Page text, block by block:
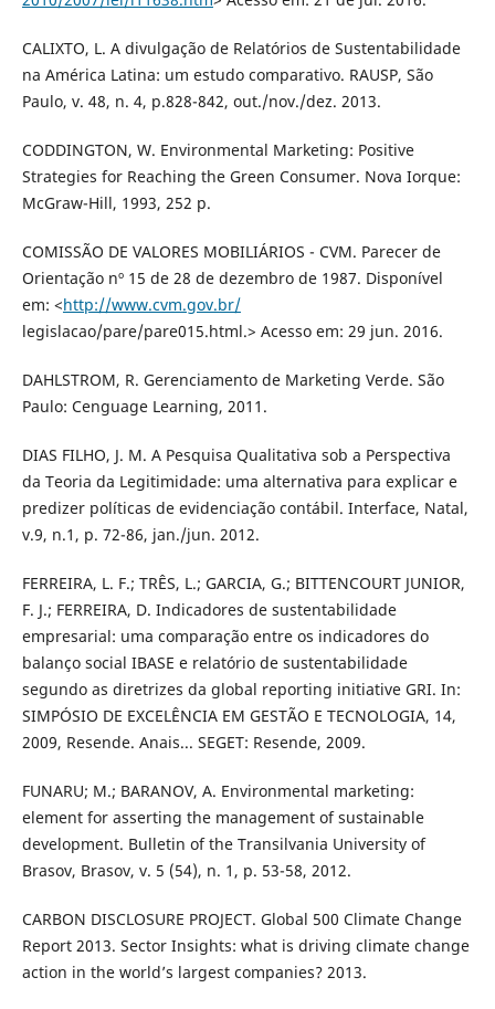
CALIXTO, L. A divulgação de Relatórios de Sustentabilidade
na América Latina: um estudo comparativo. RAUSP, São
Paulo, v. 48, n. 4, p.828-842, out./nov./dez. 2013.
CODDINGTON, W. Environmental Marketing: Positive
Strategies for Reaching the Green Consumer. Nova Iorque:
McGraw-Hill, 1993, 252 p.
COMISSÃO DE VALORES MOBILIÁRIOS - CVM. Parecer de
Orientação nº 15 de 28 de dezembro de 1987. Disponível
em: <http://www.cvm.gov.br/
legislacao/pare/pare015.html.> Acesso em: 29 jun. 2016.
DAHLSTROM, R. Gerenciamento de Marketing Verde. São
Paulo: Cenguage Learning, 2011.
DIAS FILHO, J. M. A Pesquisa Qualitativa sob a Perspectiva
da Teoria da Legitimidade: uma alternativa para explicar e
predizer políticas de evidenciação contábil. Interface, Natal,
v.9, n.1, p. 72-86, jan./jun. 2012.
FERREIRA, L. F.; TRÊS, L.; GARCIA, G.; BITTENCOURT JUNIOR,
F. J.; FERREIRA, D. Indicadores de sustentabilidade
empresarial: uma comparação entre os indicadores do
balanço social IBASE e relatório de sustentabilidade
segundo as diretrizes da global reporting initiative GRI. In:
SIMPÓSIO DE EXCELÊNCIA EM GESTÃO E TECNOLOGIA, 14,
2009, Resende. Anais... SEGET: Resende, 2009.
FUNARU; M.; BARANOV, A. Environmental marketing:
element for asserting the management of sustainable
development. Bulletin of the Transilvania University of
Brasov, Brasov, v. 5 (54), n. 1, p. 53-58, 2012.
CARBON DISCLOSURE PROJECT. Global 500 Climate Change
Report 2013. Sector Insights: what is driving climate change
action in the world’s largest companies? 2013.